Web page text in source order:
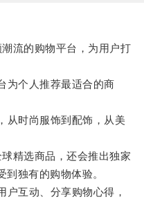
流的购物平台，为用户打
个人推荐最适合的商
时尚服饰到配饰，从美
精选商品，还会推出独家
独有的购物体验。
互动、分享购物心得，